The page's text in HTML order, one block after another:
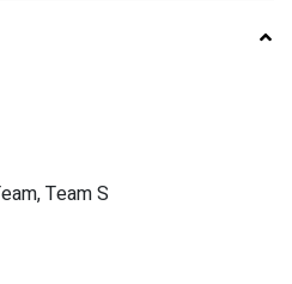
Team S